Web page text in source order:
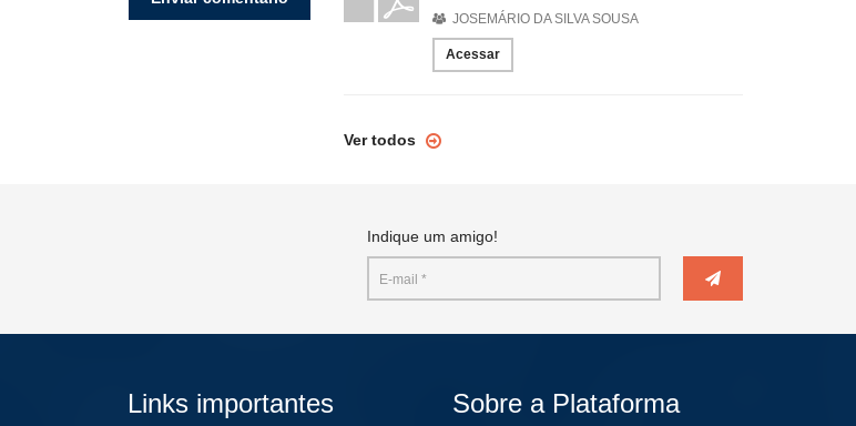
JOSEMÁRIO DA SILVA SOUSA
Acessar
Ver todos
Indique um amigo!
Links importantes Sobre a Plataforma